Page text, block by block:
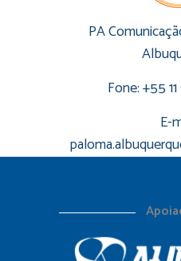
PA
Fone: +55
E-